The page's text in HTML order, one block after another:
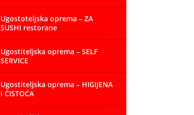
Ugostoteljska oprema – ZA
SUSHI restorane
Ugostiteljska oprema – SELF
SERVICE
Ugostiteljska oprema – HIGIJENA
i ČISTOĆA